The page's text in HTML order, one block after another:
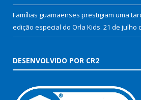
Famílias guamaenses prestigiam uma
edição especial do Orla Kids. 21 de julho
DESENVOLVIDO POR CR2